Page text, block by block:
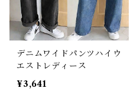
デニムワイドパンツハイウ
エストレディース
¥3,641